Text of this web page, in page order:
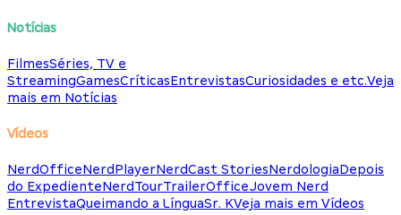
Notícias
FilmesSéries, TV e
StreamingGamesCríticasEntrevistasCuriosidades e etc.Veja
mais em Notícias
Vídeos
NerdOfficeNerdPlayerNerdCast StoriesNerdologiaDepois
do ExpedienteNerdTourTrailerOfficeJovem Nerd
EntrevistaQueimando a LínguaSr. KVeja mais em Vídeos